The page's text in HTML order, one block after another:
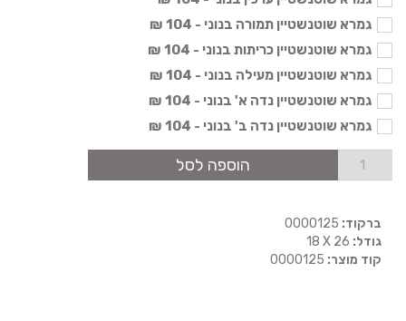
גמרא שוטנשטיין תמורה בנוני - 104 ₪
גמרא שוטנשטיין כריתות בנוני - 104 ₪
גמרא שוטנשטיין מעילה בנוני - 104 ₪
גמרא שוטנשטיין נדה א' בנוני - 104 ₪
גמרא שוטנשטיין נדה ב' בנוני - 104 ₪
הוספה לסל
ברקוד:
גודל: 18 X 26
קוד מוצר: